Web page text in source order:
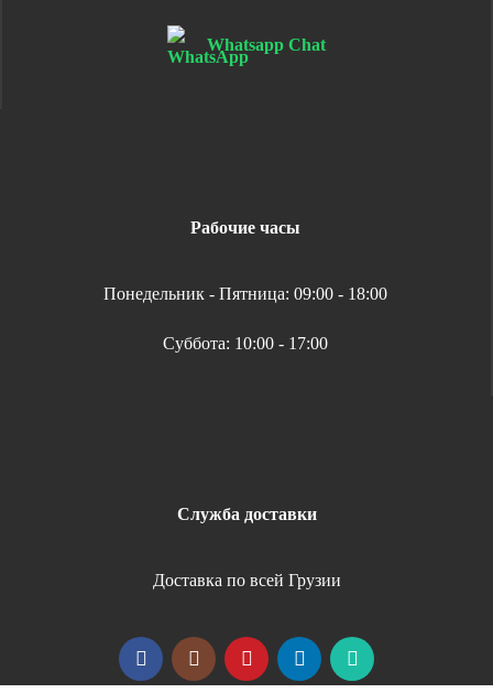
Whatsapp Chat
Рабочие часы
Понедельник - Пятница: 09:00 - 18:00
Суббота: 10:00 - 17:00
Служба доставки
Доставка по всей Грузии